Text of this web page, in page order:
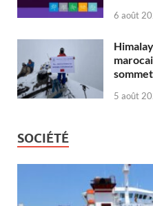
6 août
5 août
SOCIÉTÉ